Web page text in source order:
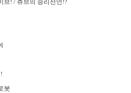
브! / 츄브의 승리선언!?
봇